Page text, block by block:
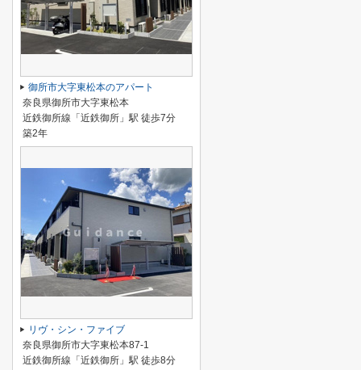
御所市大字東松本のアパート
奈良県御所市大字東松本
近鉄御所線「近鉄御所」駅 徒歩7分
築2年
リヴ・シン・ファイブ
奈良県御所市大字東松本87-1
近鉄御所線「近鉄御所」駅 徒歩8分